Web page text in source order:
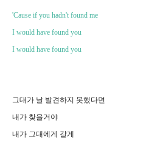
'Cause if you hadn't found me
I would have found you
I would have found you
그대가 날 발견하지 못했다면
내가 찾을거야
내가 그대에게 갈게